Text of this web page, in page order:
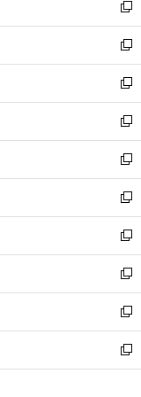
い
ウ
ィ
ン
ド
ウ
で
開
く
新
し
い
ウ
ィ
ン
ド
ウ
で
開
く
新
し
い
ウ
ィ
ン
ド
ウ
で
開
く
新
し
い
ウ
ィ
ン
ド
ウ
で
開
く
新
し
い
ウ
ィ
ン
ド
ウ
で
開
く
新
し
い
ウ
ィ
ン
ド
ウ
で
開
く
新
し
い
ウ
ィ
ン
ド
ウ
で
開
新
し
い
ウ
ィ
ン
ド
ウ
新
し
い
ウ
ィ
ン
新
し
い
ウ
新
し